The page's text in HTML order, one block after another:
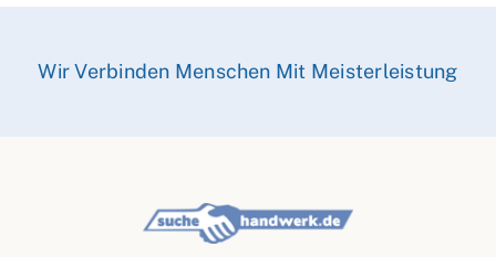
Wir Verbinden Menschen Mit Meisterleistung